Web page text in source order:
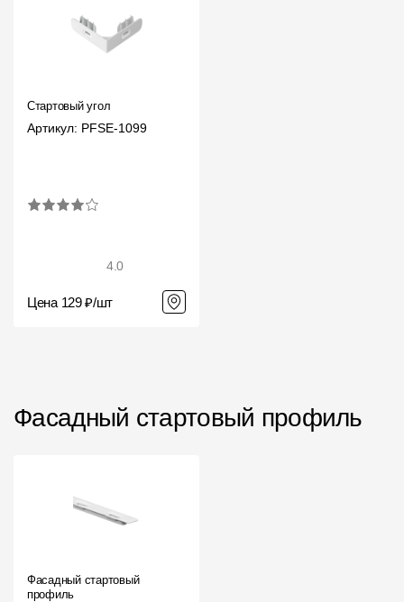
Стартовый угол
Артикул: PFSE-1099
4.0
Цена 129 ₽/шт
Фасадный стартовый профиль
Фасадный стартовый
профиль